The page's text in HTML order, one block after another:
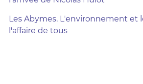
Les Abymes. L'environnement et
l'affaire de tous